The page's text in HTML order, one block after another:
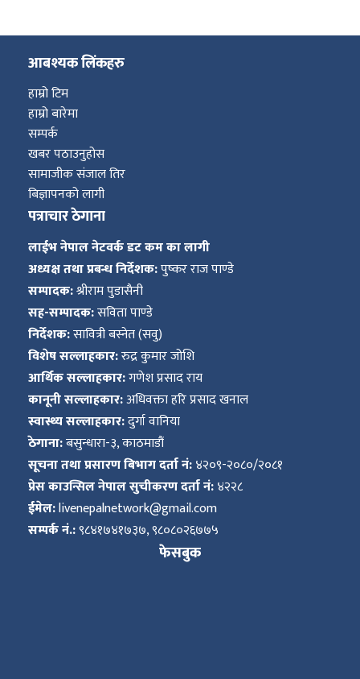
आबश्यक लिंकहरु
हाम्रो टिम
हाम्रो बारेमा
सम्पर्क
खबर पठाउनुहोस
सामाजीक संजाल तिर
बिज्ञापनको लागी
पत्राचार ठेगाना
लाईभ नेपाल नेटवर्क डट कम का लागी
अध्यक्ष तथा प्रबन्ध निर्देशक:पुष्कर राज पाण्डे
सम्पादक:श्रीराम पुडासैनी
सह-सम्पादक:सविता पाण्डे
निर्देशक:सावित्री बस्नेत (सवु)
विशेष सल्लाहकार:रुद्र कुमार जोशि
आर्थिक सल्लाहकार:गणेश प्रसाद राय
कानूनी सल्लाहकार:अधिवक्ता हरि प्रसाद खनाल
स्वास्थ्य सल्लाहकार:दुर्गा वानिया
ठेगाना:बसुन्धारा-३, काठमाडौं
सूचना तथा प्रसारण बिभाग दर्ता नं:४२०९-२०८०/२०८१
प्रेस काउन्सिल नेपाल सुचीकरण दर्ता नं:४२२८
ईमेल:livenepalnetwork@gmail.com
सम्पर्क नं.:९८४१७४१७३७, ९८०८०२६७७५
फेसबुक